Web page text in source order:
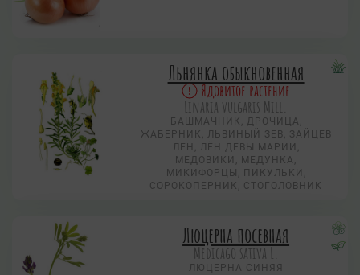
Льнянка обыкновенная
Ядовитое растение
Linaria vulgaris Mill.
БАШМАЧНИК, ДРОЧИЦА,
ЖАБЕРНИК, ЛЬВИНЫЙ ЗЕВ, ЗАЙЦЕВ
ЛЕН, ЛЁН ДЕВЫ МАРИИ,
МЕДОВИКИ, МЕДУНКА,
МИКИФОРЦЫ, ПИКУЛЬКИ,
СОРОКОПЕРНИК, СТОГОЛОВНИК
Люцерна посевная
Medicago sativa L.
ЛЮЦЕРНА СИНЯЯ